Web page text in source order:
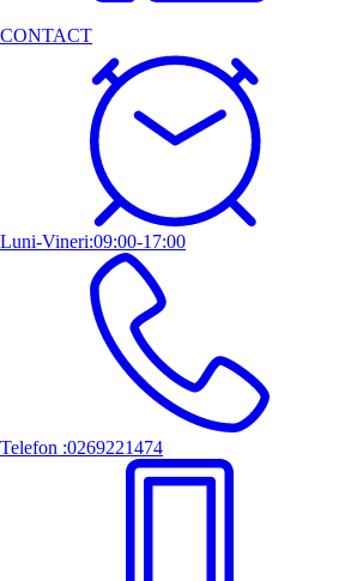
CONTACT
Luni-Vineri:09:00-17:00
Telefon :0269221474